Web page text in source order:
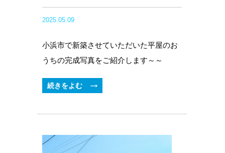
2025.05.09
小浜市で新築させていただいた平屋のお
うちの完成写真をご紹介します～～
続きをよむ